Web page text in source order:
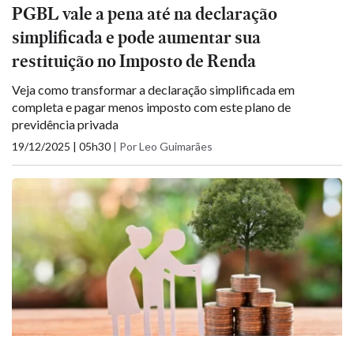
PGBL vale a pena até na declaração
simplificada e pode aumentar sua
restituição no Imposto de Renda
Veja como transformar a declaração simplificada em
completa e pagar menos imposto com este plano de
previdência privada
19/12/2025 | 05h30 | Por Leo Guimarães